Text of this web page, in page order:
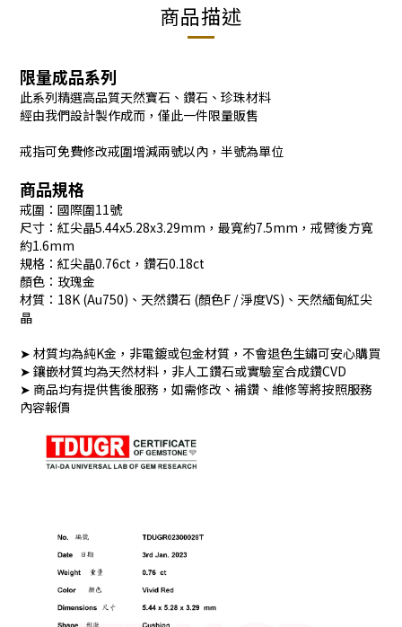
商品描述
限量成品系列
此系列精選高品質天然寶石、鑽石、珍珠材料
經由我們設計製作成而，僅此一件限量販售
戒指可免費修改戒圍增減兩號以內，半號為單位
商品規格
戒圍：國際圍11號
尺寸：紅尖晶5.44x5.28x3.29mm，最寬約7.5mm，戒臂後方寬
約1.6mm
規格：紅尖晶0.76ct，鑽石0.18ct
顏色：玫瑰金
材質：18K (Au750)、天然鑽石 (顏色F / 淨度VS)、天然緬甸紅尖
晶
➤ 材質均為純K金，非電鍍或包金材質，不會退色生鏽可安心購買
➤ 鑲嵌材質均為天然材料，非人工鑽石或實驗室合成鑽CVD
➤ 商品均有提供售後服務，如需修改、補鑽、維修等將按照服務
內容報價